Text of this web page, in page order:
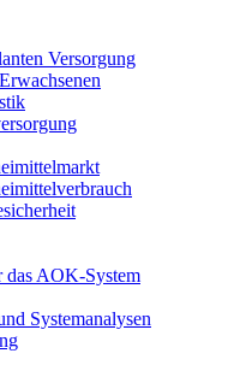
Versorgung
das AOK-System
Systemanalysen